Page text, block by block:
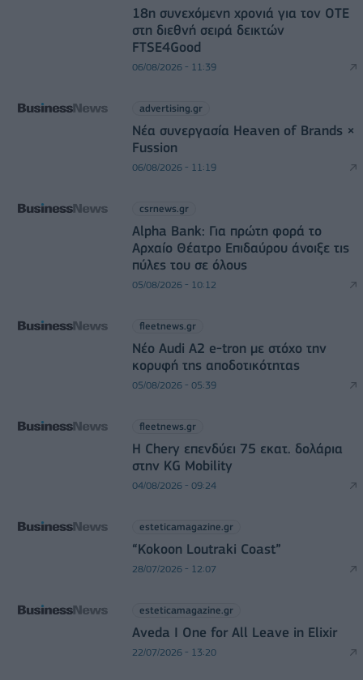
18η συνεχόμενη χρονιά για τον ΟΤΕ
στη διεθνή σειρά δεικτών
FTSE4Good
06/08/2026 - 11:39
advertising.gr
Νέα συνεργασία Heaven of Brands ×
Fussion
06/08/2026 - 11:19
csrnews.gr
Alpha Bank: Για πρώτη φορά το
Αρχαίο Θέατρο Επιδαύρου άνοιξε τις
πύλες του σε όλους
05/08/2026 - 10:12
fleetnews.gr
Νέο Audi A2 e-tron με στόχο την
κορυφή της αποδοτικότητας
05/08/2026 - 05:39
fleetnews.gr
Η Chery επενδύει 75 εκατ. δολάρια
στην KG Mobility
04/08/2026 - 09:24
esteticamagazine.gr
“Kokoon Loutraki Coast”
28/07/2026 - 12:07
esteticamagazine.gr
Aveda I One for All Leave in Elixir
22/07/2026 - 13:20